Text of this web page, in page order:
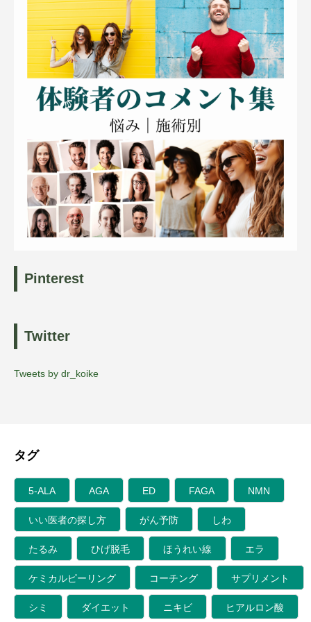
Pinterest
Twitter
Tweets by dr_koike
タグ
5-ALA AGA ED FAGA NMN
いい医者の探し方 がん予防 しわ
たるみ ひげ脱毛 ほうれい線 エラ
ケミカルピーリング コーチング サプリメント
シミ ダイエット ニキビ ヒアルロン酸